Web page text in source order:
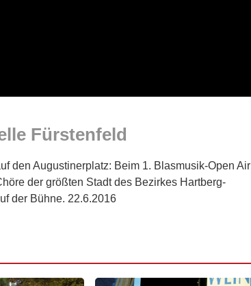
Fürstenfeld
den Augustinerplatz: Beim 1. Blasmusik-Open Air
der größten Stadt des Bezirkes Hartberg-
der Bühne. 22.6.2016